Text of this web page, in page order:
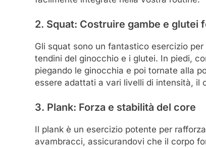
2. Squat: Costruire gambe e glutei
Gli squat sono un fantastico esercizio
tendini del ginocchio e i glutei. In piedi,
piegando le ginocchia e poi tornate alla
essere adattati a vari livelli di intensità, il
3. Plank: Forza e stabilità del core
Il plank è un esercizio potente per
avambracci, assicurandovi che il corpo